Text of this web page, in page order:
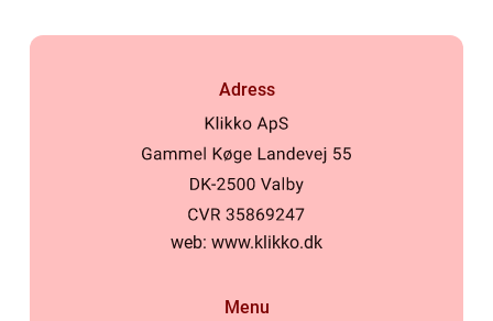
Adress
web: www.klikko.dk
Menu